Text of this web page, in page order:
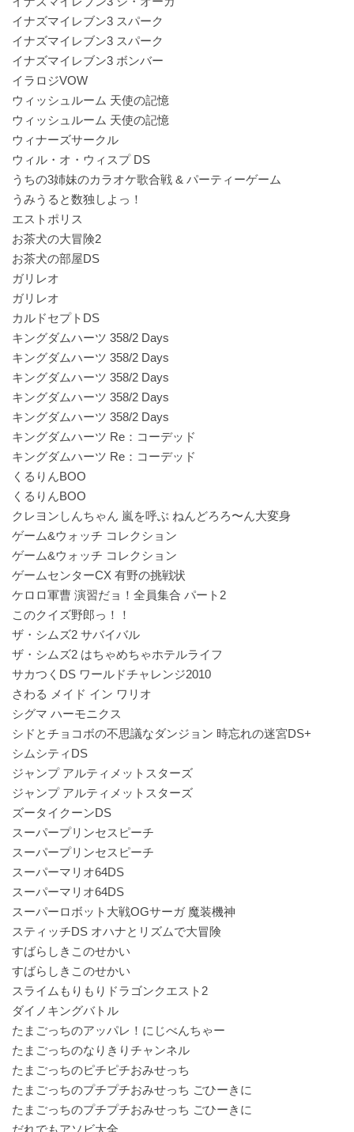
イナズマイレブン3 スパーク
イナズマイレブン3 スパーク
イナズマイレブン3 ボンバー
イラロジVOW
ウィッシュルーム 天使の記憶
ウィッシュルーム 天使の記憶
ウィナーズサークル
ウィル・オ・ウィスプ DS
うちの3姉妹のカラオケ歌合戦 & パーティーゲーム
うみうると数独しよっ！
エストポリス
お茶犬の大冒険2
お茶犬の部屋DS
ガリレオ
ガリレオ
カルドセプトDS
キングダムハーツ 358/2 Days
キングダムハーツ 358/2 Days
キングダムハーツ 358/2 Days
キングダムハーツ 358/2 Days
キングダムハーツ 358/2 Days
キングダムハーツ Re：コーデッド
キングダムハーツ Re：コーデッド
くるりんBOO
くるりんBOO
クレヨンしんちゃん 嵐を呼ぶ ねんどろろ〜ん大変身
ゲーム&ウォッチ コレクション
ゲーム&ウォッチ コレクション
ゲームセンターCX 有野の挑戦状
ケロロ軍曹 演習だョ！全員集合 パート2
このクイズ野郎っ！！
ザ・シムズ2 サバイバル
ザ・シムズ2 はちゃめちゃホテルライフ
サカつくDS ワールドチャレンジ2010
さわる メイド イン ワリオ
シグマ ハーモニクス
シドとチョコボの不思議なダンジョン 時忘れの迷宮DS+
シムシティDS
ジャンプ アルティメットスターズ
ジャンプ アルティメットスターズ
ズータイクーンDS
スーパープリンセスピーチ
スーパープリンセスピーチ
スーパーマリオ64DS
スーパーマリオ64DS
スーパーロボット大戦OGサーガ 魔装機神
スティッチDS オハナとリズムで大冒険
すばらしきこのせかい
すばらしきこのせかい
スライムもりもりドラゴンクエスト2
ダイノキングバトル
たまごっちのアッパレ！にじべんちゃー
たまごっちのなりきりチャンネル
たまごっちのピチピチおみせっち
たまごっちのプチプチおみせっち ごひーきに
たまごっちのプチプチおみせっち ごひーきに